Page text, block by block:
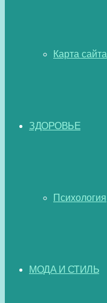
Карта сайта
ЗДОРОВЬЕ
Психология
МОДА И СТИЛЬ